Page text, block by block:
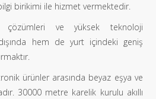
birikimi ile hizmet vermektedir.
çözümleri ve yüksek teknoloji
hem de yurt içindeki geniş
ürünler arasında beyaz eşya ve
30000 metre karelik kurulu akıllı